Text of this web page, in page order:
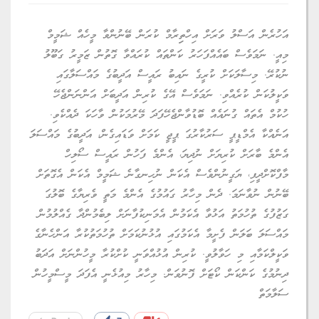
އަހުރެން އަސްލު ވަރަށް އިހްތިިރާމް ކުރަން ބޭނުންވާ މީހެއް ޝަމީމް
މިއީ. ނަމަވެސް ބައެއްފަހަރު ކަންތައް ކުރައްވާ ގޮތުން ޒަމީރު ގަބޫލު
ނުކުރޭ. މިސާލަކަށް ކުރީގެ ނައިބު ރައީސް އަދީބުގެ މައްސަލާގައި
ވަކީލުކަން ކުރެއްވި. ނަމަވެސް އޭގެ ކުރިން އަދީބަށް އަންނަންޖެހޭ
ހުކުމް އެތައް ގުނައެއް ބޮޑުވާންޖެހޭފަދަ މޭރުމަކުން ވާހަކަ ދެއްކެވި.
އަނެއްކާ އެމްޑީޕީ ސަރުކާރުގަ ޕީޖީ ކަމަށް ވަޑައިގެން، އަދީބުގެ މައްސަލަ
އެންމެ ބާރަށް ކުރިޔަށް ނުދިޔަ، އެންމެ ފަހުން ރައީސް ސޯލިހް
މާފްކޮށްދީފި، ޔަގީނުންވެސް އެކަން ނުހިނގާނެ ޝަމީމް އެކަން އެގޮތަށް
ބޭނުން ނުވާނަމަ. ދެން މިހާރު ގައުމުގެ އެންމެ މަތީ ވެރިޔާގެ ބޮލުގަ
ގަޒުފުގެ ތުހުމަތު އަޅުވާ އެކަމުން އެމަނިކުފާނަށް ލިބެމުންދާ ގެއްލުމުން
މައްސަލަ ބަލަން ފެށީމާ އެކަމުގައި އުޅުނުކަމަށް ތުހުމަތުކުރާ އަންހެނާގެ
ވަކީލްކަމާއި މި ހަވާލުވީ. ކުރިން އުޅުއްވަނީ ކުށްކުރާ މީހުންނަށް އަދަބު
ދިނުމުގެ ކަންކަން ކޯޓަށް ފޮނުވަން. މިހާރު މިއުޅެނީ އެފަދަ މީސްމީހުން
ސަލާމަތް